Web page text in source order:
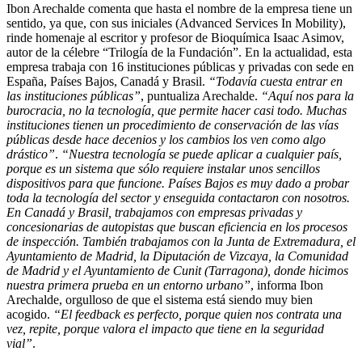
Ibon Arechalde comenta que hasta el nombre de la empresa tiene un
sentido, ya que, con sus iniciales (Advanced Services In Mobility),
rinde homenaje al escritor y profesor de Bioquímica Isaac Asimov,
autor de la célebre “Trilogía de la Fundación”. En la actualidad, esta
empresa trabaja con 16 instituciones públicas y privadas con sede en
España, Países Bajos, Canadá y Brasil. “Todavía cuesta entrar en
las instituciones públicas”, puntualiza Arechalde. “Aquí nos para la
burocracia, no la tecnología, que permite hacer casi todo. Muchas
instituciones tienen un procedimiento de conservación de las vías
públicas desde hace decenios y los cambios los ven como algo
drástico”. “Nuestra tecnología se puede aplicar a cualquier país,
porque es un sistema que sólo requiere instalar unos sencillos
dispositivos para que funcione. Países Bajos es muy dado a probar
toda la tecnología del sector y enseguida contactaron con nosotros.
En Canadá y Brasil, trabajamos con empresas privadas y
concesionarias de autopistas que buscan eficiencia en los procesos
de inspección. También trabajamos con la Junta de Extremadura, el
Ayuntamiento de Madrid, la Diputación de Vizcaya, la Comunidad
de Madrid y el Ayuntamiento de Cunit (Tarragona), donde hicimos
nuestra primera prueba en un entorno urbano”, informa Ibon
Arechalde, orgulloso de que el sistema está siendo muy bien
acogido. “El feedback es perfecto, porque quien nos contrata una
vez, repite, porque valora el impacto que tiene en la seguridad
vial”.